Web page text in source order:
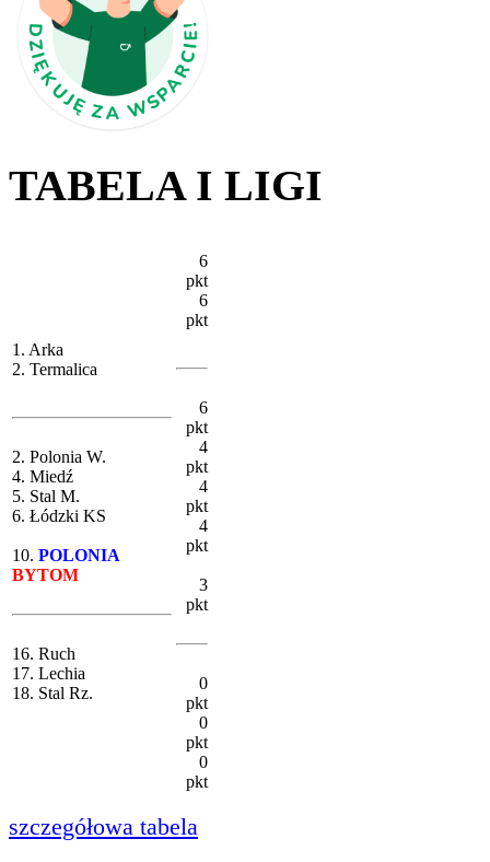
TABELA I LIGI
1. Arka
2. Termalica
2. Polonia W.
4. Miedź
5. Stal M.
6. Łódzki KS
10. POLONIA
BYTOM
16. Ruch
17. Lechia
18. Stal Rz.
6
pkt
6
pkt
6
pkt
4
pkt
4
pkt
4
pkt
3
pkt
0
pkt
0
pkt
0
pkt
szczegółowa tabela